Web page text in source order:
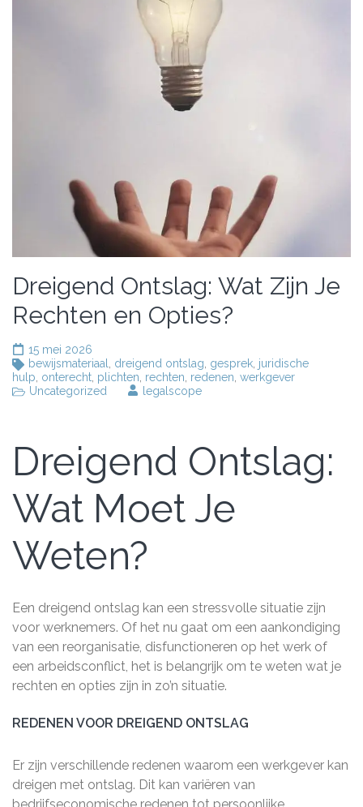
Dreigend Ontslag: Wat Zijn Je
Rechten en Opties?
15 mei 2026
bewijsmateriaal
dreigend ontslag gesprek juridische
hulp onterecht plichten rechten redenen werkgever
Uncategorized
legalscope
Dreigend Ontslag:
Wat Moet Je
Weten?
Een dreigend ontslag kan een stressvolle situatie zijn
voor werknemers. Of het nu gaat om een aankondiging
van een reorganisatie, disfunctioneren op het werk of
een arbeidsconflict, het is belangrijk om te weten wat je
rechten en opties zijn in zo’n situatie.
REDENEN VOOR DREIGEND ONTSLAG
Er zijn verschillende redenen waarom een werkgever kan
dreigen met ontslag. Dit kan variëren van